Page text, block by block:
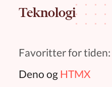
Teknologi
Favoritter for tiden:
Deno og HTMX